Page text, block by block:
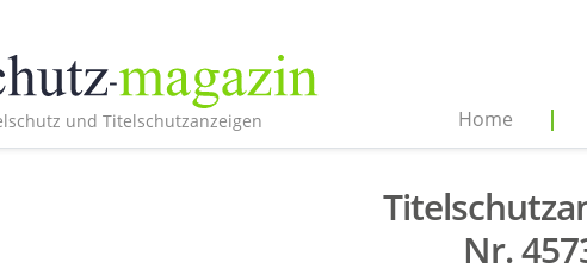
und Titelschutzanzeigen Home
Nr.